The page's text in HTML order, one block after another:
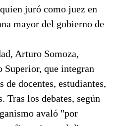
juró como juez en
mayor del gobierno de
Arturo Somoza,
Superior, que integran
de docentes, estudiantes,
Tras los debates, según
avaló "por